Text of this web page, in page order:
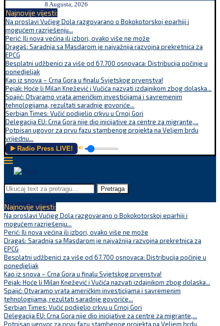
8 Augusta, 2026
Najnovije vijesti:
Na proslavi Vučjeg Dola razgovarano o Bokokotorskoj eparhiji i
mogućem razrješenju...
Perić: Ili nova većina ili izbori, ovako više ne može
Dragaš: Saradnja sa Masdarom je najvažnija razvojna prekretnica za
EPCG
Besplatni udžbenici za više od 67.700 osnovaca: Distribucija počinje u
ponedjeljak
Kao iz snova – Crna Gora u finalu Svjetskog prvenstva!
Pejak: Hoće li Milan Knežević i Vučića nazvati izdajnikom zbog dolaska...
Spajić: Otvaramo vrata američkim investicijama i savremenim
tehnologijama, rezultati saradnje govoriće...
Serbian Times: Vučić podijelio crkvu u Crnoj Gori
Delegacija EU: Crna Gora nije dio inicijative za centre za migrante,...
Potpisan ugovor za prvu fazu stambenog projekta na Veljem brdu
vrijednu...
▶️ Radio Press LIVE! 🔊
Pretraga
Najnovije vijesti:
Na proslavi Vučjeg Dola razgovarano o Bokokotorskoj eparhiji i
mogućem razrješenju...
Perić: Ili nova većina ili izbori, ovako više ne može
Dragaš: Saradnja sa Masdarom je najvažnija razvojna prekretnica za
EPCG
Besplatni udžbenici za više od 67.700 osnovaca: Distribucija počinje u
ponedjeljak
Kao iz snova – Crna Gora u finalu Svjetskog prvenstva!
Pejak: Hoće li Milan Knežević i Vučića nazvati izdajnikom zbog dolaska...
Spajić: Otvaramo vrata američkim investicijama i savremenim
tehnologijama, rezultati saradnje govoriće...
Serbian Times: Vučić podijelio crkvu u Crnoj Gori
Delegacija EU: Crna Gora nije dio inicijative za centre za migrante,...
Potpisan ugovor za prvu fazu stambenog projekta na Veljem brdu